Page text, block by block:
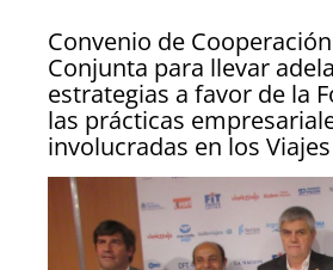
Convenio de
Conjunta para llevar
estrategias a favor de la
las prácticas
involucradas en los